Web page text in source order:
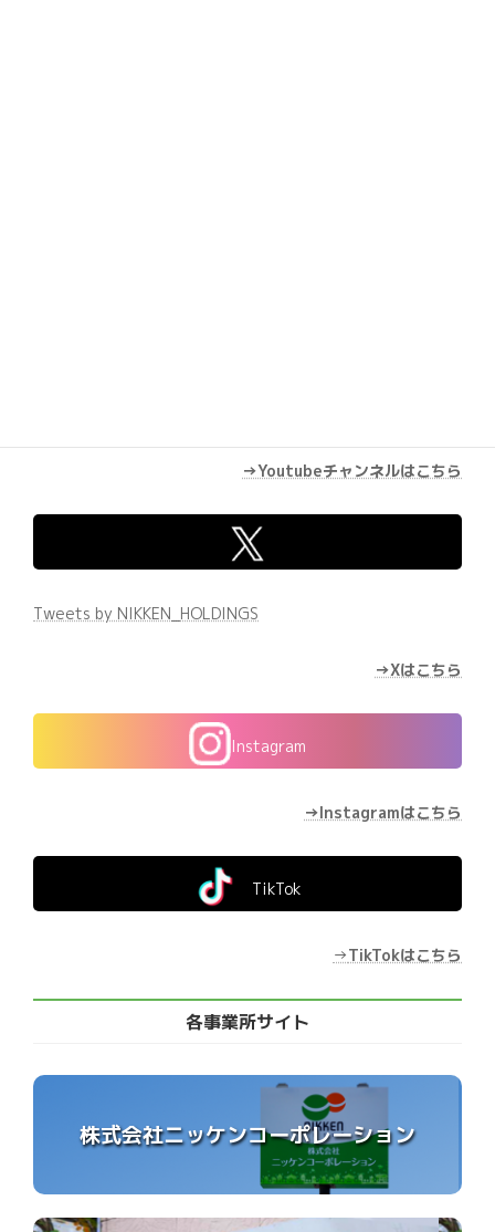
→Youtubeチャンネルはこちら
Tweets by NIKKEN_HOLDINGS
→Xはこちら
Instagram
→Instagramはこちら
TikTok
→TikTokはこちら
各事業所サイト
株式会社ニッケンコーポレーション